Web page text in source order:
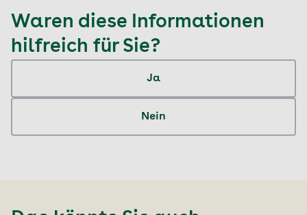
Waren diese Informationen
hilfreich für Sie?
Ja
Nein